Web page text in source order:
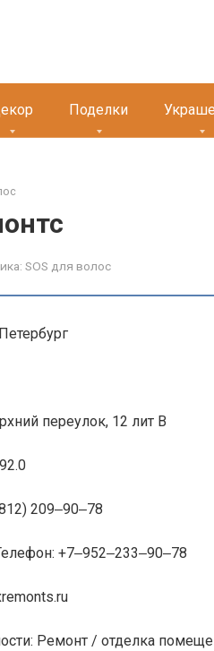
Поделки
SOS для волос
переулок, 12 лит В
209‒90‒78
+7‒952‒233‒90‒78
Ремонт / отделка